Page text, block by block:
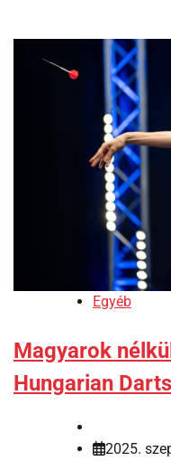
Egyéb
Magyarok
Hungarian
2025.